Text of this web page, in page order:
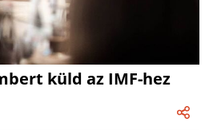
küld az IMF-hez